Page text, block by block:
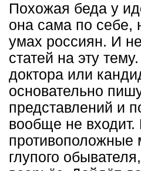
Похожая беда у
она сама по себе,
умах россиян. И
статей на эту
доктора или
основательно
представлений и
вообще не входит.
противоположные
глупого